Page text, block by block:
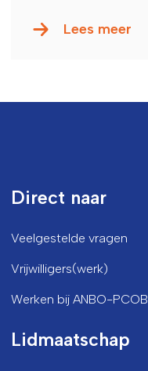
Lees meer
Direct naar
Veelgestelde vragen
Vrijwilligers(werk)
Werken bij ANBO-PCOB
Lidmaatschap